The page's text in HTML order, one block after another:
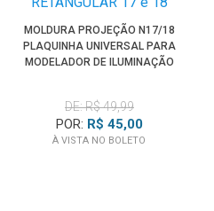
MOLDURA PROJEÇÃO N17/18
PLAQUINHA UNIVERSAL PARA
MODELADOR DE ILUMINAÇÃO
DE: R$ 49,99
POR: R$ 45,00
À VISTA NO BOLETO